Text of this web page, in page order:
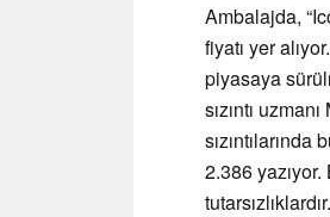
Ambalajda,
fiyatı yer
piyasaya
sızıntı
2.386
tutarsızlıklardır.